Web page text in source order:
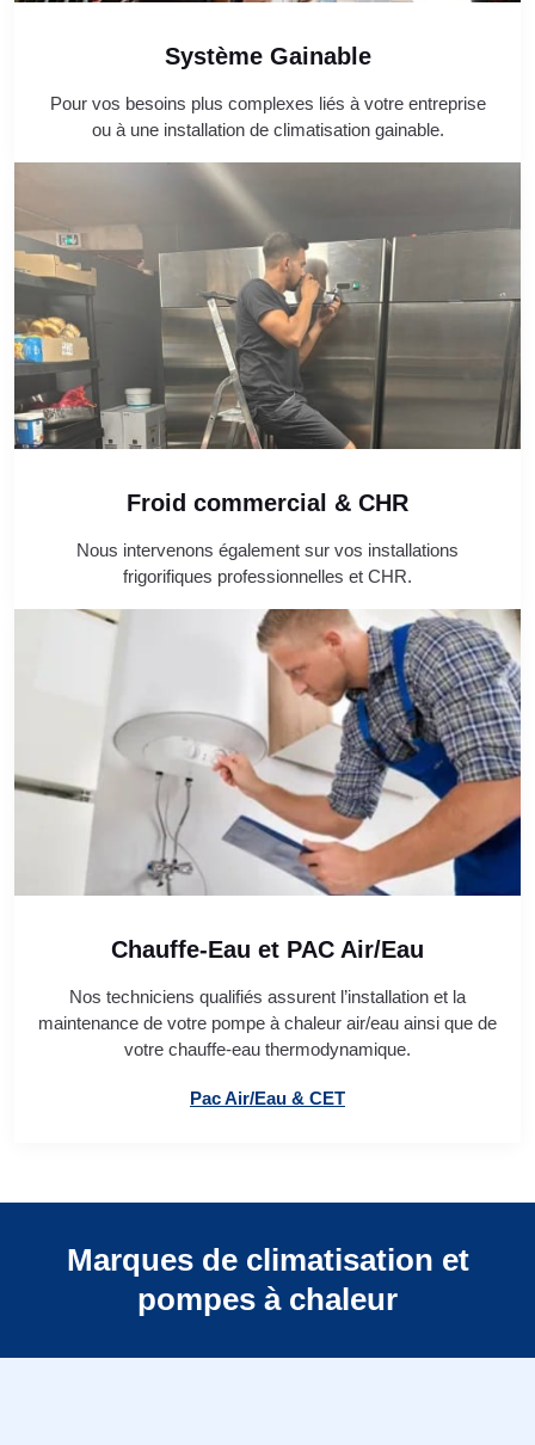
Système Gainable
Pour vos besoins plus complexes liés à votre entreprise
ou à une installation de climatisation gainable.
Froid commercial & CHR
Nous intervenons également sur vos installations
frigorifiques professionnelles et CHR.
Chauffe-Eau et PAC Air/Eau
Nos techniciens qualifiés assurent l’installation et la
maintenance de votre pompe à chaleur air/eau ainsi que de
votre chauffe-eau thermodynamique.
Pac Air/Eau & CET
Marques de climatisation et
pompes à chaleur